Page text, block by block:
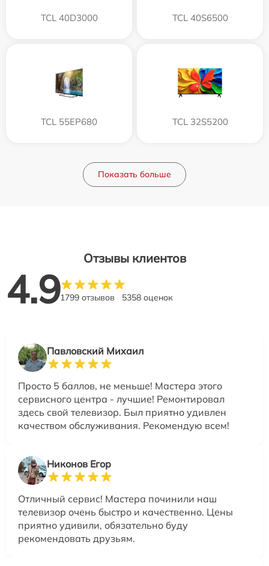
TCL 40D3000 TCL 40S6500
TCL 55EP680 TCL 32S5200
Показать больше
Отзывы клиентов
4.91799 отзывов 5358 оценок
Павловский Михаил
Просто 5 баллов, не меньше! Мастера этого
сервисного центра - лучшие! Ремонтировал
здесь свой телевизор. Был приятно удивлен
качеством обслуживания. Рекомендую всем!
Никонов Егор
Отличный сервис! Мастера починили наш
телевизор очень быстро и качественно. Цены
приятно удивили, обязательно буду
рекомендовать друзьям.